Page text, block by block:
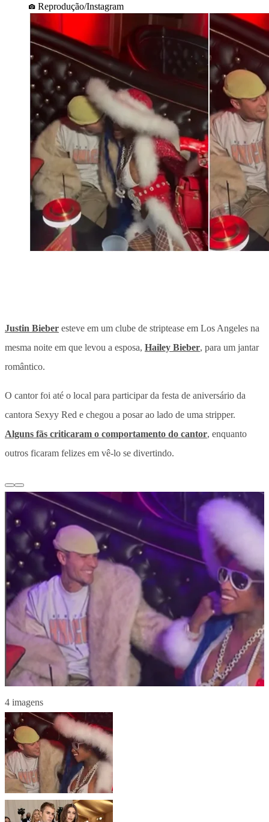
Reprodução/Instagram
Justin Bieber esteve em um clube de striptease em Los Angeles na
mesma noite em que levou a esposa, Hailey Bieber, para um jantar
romântico.
O cantor foi até o local para participar da festa de aniversário da
cantora Sexyy Red e chegou a posar ao lado de uma stripper.
Alguns fãs criticaram o comportamento do cantor, enquanto
outros ficaram felizes em vê-lo se divertindo.
4 imagens